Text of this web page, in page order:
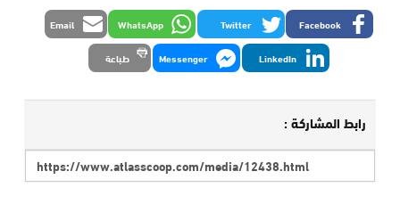
Facebook
Twitter
WhatsApp
Email
LinkedIn
Messenger طباعة
رابط المشاركة :